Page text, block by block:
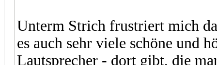
Unterm Strich frustriert mich
es auch sehr viele schöne und
Lautsprecher - dort gibt, die